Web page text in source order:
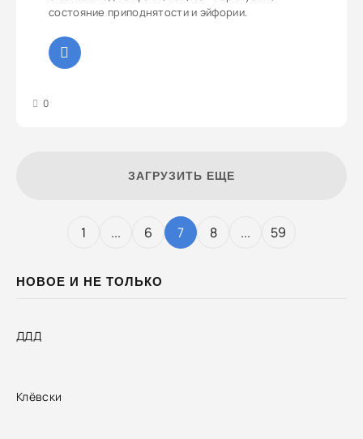
НОВОЕ И НЕ ТОЛЬКО
ДДД
Клёвски
состояние приподнятости и эйфории.
0
ЗАГРУЗИТЬ ЕЩЕ
1 ... 6 7 8 ... 59